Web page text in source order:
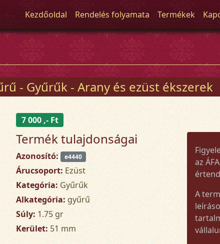
Kezdőoldal Rendelés folyamata Termékek
- Gyűrűk - Arany és ezüst ékszerek
7 000 ,- Ft
Termék tulajdonságai
Azonosító: e4440
Árucsoport: Ezüst
Kategória: Gyűrűk
Alkategória: gyűrű
Súly: 1.75 gr
Kerület: 51 mm
az
A